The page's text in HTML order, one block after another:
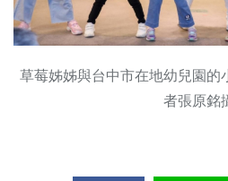
草莓姊姊與台中市在地幼兒園的
者張原銘